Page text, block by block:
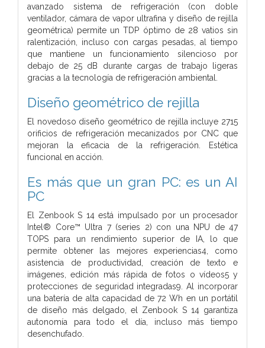
avanzado sistema de refrigeración (con doble
ventilador, cámara de vapor ultrafina y diseño de rejilla
geométrica) permite un TDP óptimo de 28 vatios sin
ralentización, incluso con cargas pesadas, al tiempo
que mantiene un funcionamiento silencioso por
debajo de 25 dB durante cargas de trabajo ligeras
gracias a la tecnología de refrigeración ambiental.
Diseño geométrico de rejilla
El novedoso diseño geométrico de rejilla incluye 2715
orificios de refrigeración mecanizados por CNC que
mejoran la eficacia de la refrigeración. Estética
funcional en acción.
Es más que un gran PC: es un AI
PC
El Zenbook S 14 está impulsado por un procesador
Intel® Core™ Ultra 7 (series 2) con una NPU de 47
TOPS para un rendimiento superior de IA, lo que
permite obtener las mejores experiencias4, como
asistencia de productividad, creación de texto e
imágenes, edición más rápida de fotos o vídeos5 y
protecciones de seguridad integradas9. Al incorporar
una batería de alta capacidad de 72 Wh en un portátil
de diseño más delgado, el Zenbook S 14 garantiza
autonomía para todo el día, incluso más tiempo
desenchufado.